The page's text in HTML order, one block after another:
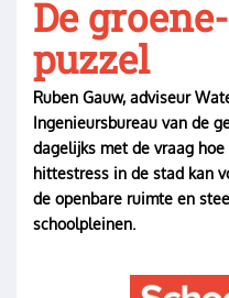
De
puzzel
Ruben Gauw, adviseur
Ingenieursbureau van de
dagelijks met de vraag
hittestress in de stad kan
de openbare ruimte en
schoolpleinen.
Image